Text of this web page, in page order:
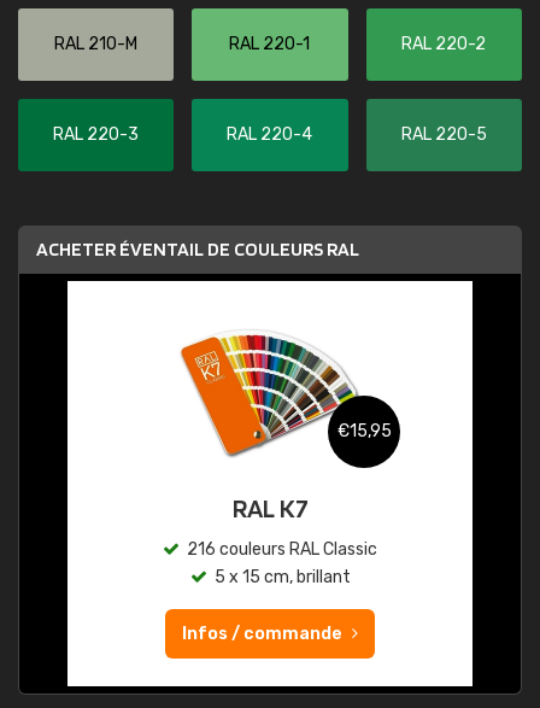
RAL 210-M RAL 220-1 RAL 220-2
RAL 220-3 RAL 220-4 RAL 220-5
ACHETER ÉVENTAIL DE COULEURS RAL
€15,95
RAL K7
216 couleurs RAL Classic
5 x 15 cm, brillant
Infos / commande